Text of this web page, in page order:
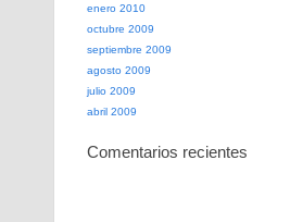
enero 2010
octubre 2009
septiembre 2009
agosto 2009
julio 2009
abril 2009
Comentarios recientes